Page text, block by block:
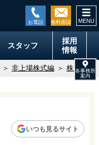
スタッフ
採用
情報
非上場株式編 株を相続
いつも見るサイト